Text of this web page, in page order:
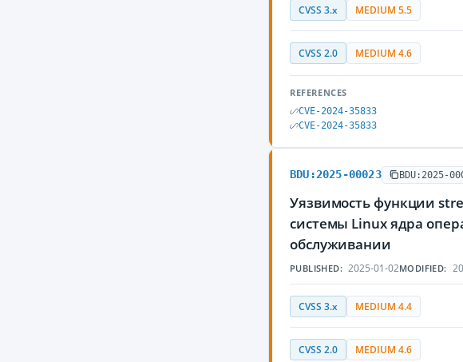
CVSS 3.x MEDIUM 5.5
CVSS 2.0 MEDIUM 4.6
REFERENCES
CVE-2024-35833
CVE-2024-35833
BDU:2025-00023 BDU:2025-
Уязвимость функции
системы Linux ядра
обслуживании
PUBLISHED: 2025-01-02MODIFIED:
CVSS 3.x MEDIUM 4.4
CVSS 2.0 MEDIUM 4.6